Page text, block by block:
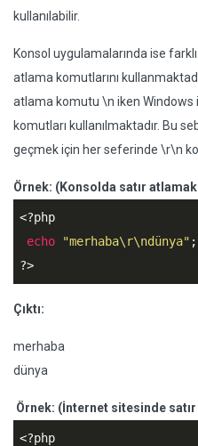
kullanılabilir.
Konsol uygulamalarında ise
atlama komutlarını
atlama komutu \n iken
komutları kullanılmaktadır. Bu
geçmek için her seferinde \r\n
Örnek: (Konsolda satır
<?php
echo
"merhaba\r\ndünya"
?>
Çıktı:
merhaba
dünya
Örnek: (İnternet sitesinde
<?php